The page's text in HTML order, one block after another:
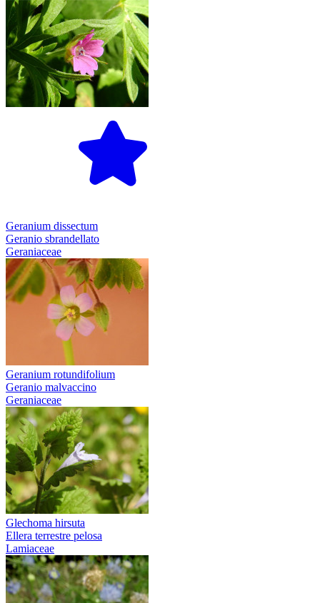
Geranium dissectum
Geranio sbrandellato
Geraniaceae
Geranium rotundifolium
Geranio malvaccino
Geraniaceae
Glechoma hirsuta
Ellera terrestre pelosa
Lamiaceae